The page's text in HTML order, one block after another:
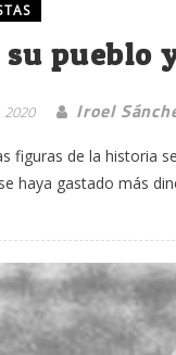
su pueblo
2020 Iroel
figuras de la historia
haya gastado más